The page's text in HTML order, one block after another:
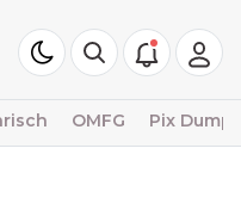
OMFG Pix Dump